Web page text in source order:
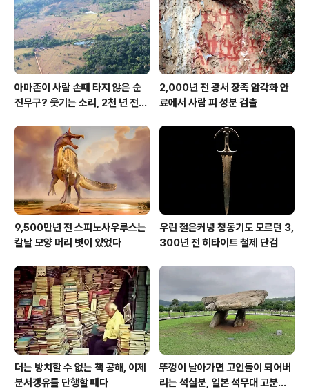
아마존이 사람 손때 타지 않은 순
진무구? 웃기는 소리, 2천 년 전에
2,000년 전 광서 장족 암각화 안
료에서 사람 피 성분 검출
9,500만년 전 스피노사우루스는
칼날 모양 머리 볏이 있었다
우린 철은커녕 청동기도 모르던 3,
300년 전 히타이트 철제 단검
더는 방치할 수 없는 책 공해, 이제
분서갱유를 단행할 때다
뚜껑이 날아가면 고인돌이 되어버
리는 석실분, 일본 석무대 고분의